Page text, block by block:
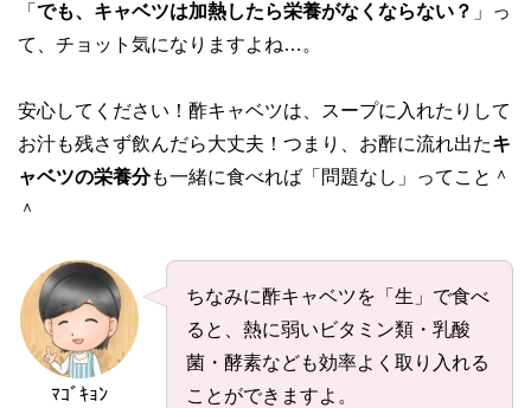
「 でも、キャベツは加熱したら栄養がなくならない？ 」っ
て、チョット気になりますよね…。
安心してください！酢キャベツは、スープに入れたりして
お汁も残さず飲んだら大丈夫！つまり、お酢に流れ出たキ
ャベツの栄養分も一緒に食べれば「問題なし」ってこと＾
＾
ﾏｺﾞｷｮﾝ
ちなみに酢キャベツを「生」で食べ
ると、熱に弱いビタミン類・乳酸
菌・酵素なども効率よく取り入れる
ことができますよ。